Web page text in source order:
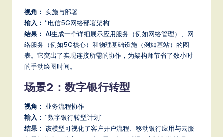
视角： 实施与部署
输入： “电信5G网络部署架构”
结果： AI生成一个详细展示应用服务（例如网络管理）、网
络服务（例如5G核心）和物理基础设施（例如基站）的图
表。它突出了实现连接所需的协作，为架构师节省了数小时
的手动绘图时间。
场景2：数字银行转型
视角： 业务流程协作
输入： “数字银行转型计划”
结果： 该模型可视化了客户开户流程、移动银行应用与云服